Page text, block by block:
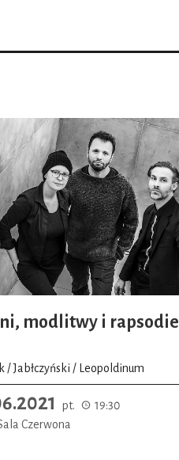
modlitwy i rapsodie
/ Jabłczyński / Leopoldinum
pt.
19:30
Czerwona